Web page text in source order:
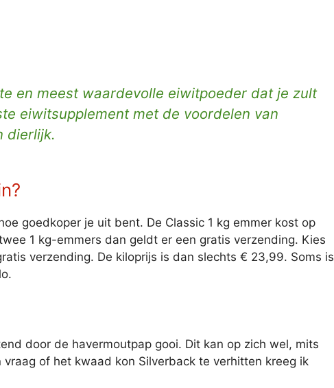
en meest waardevolle eiwitpoeder dat je zult
eiwitsupplement met de voordelen van
dierlijk.
goedkoper je uit bent. De Classic 1 kg emmer kost op
1 kg-emmers dan geldt er een gratis verzending. Kies
verzending. De kiloprijs is dan slechts € 23,99. Soms is
door de havermoutpap gooi. Dit kan op zich wel, mits
of het kwaad kon Silverback te verhitten kreeg ik